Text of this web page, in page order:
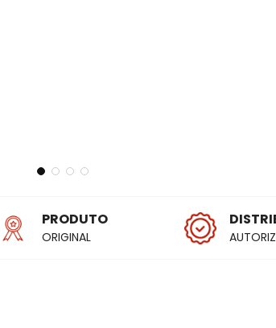
PRODUTO
ORIGINAL